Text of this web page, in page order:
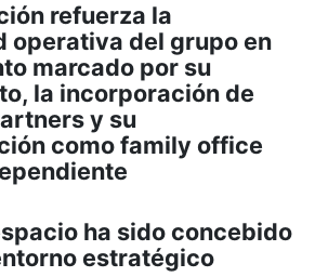
refuerza la
operativa del grupo en
marcado por su
la incorporación de
y su
como family office
ha sido concebido
estratégico